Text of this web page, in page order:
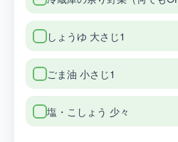
しょうゆ 大さじ1
ごま油 小さじ1
塩・こしょう 少々